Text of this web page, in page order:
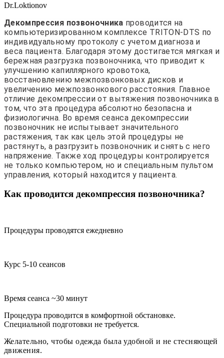
Dr.Loktionov
Декомпрессия позвоночника проводится на
компьютеризированном комплексе TRITON-DTS по
индивидуальному протоколу с учетом диагноза и
веса пациента. Благодаря этому достигается мягкая и
бережная разгрузка позвоночника, что приводит к
улучшению капиллярного кровотока,
восстановлению межпозвонковых дисков и
увеличению межпозвонкового расстояния. Главное
отличие декомпрессии от вытяжения позвоночника в
том, что эта процедура абсолютно безопасна и
физиологична. Во время сеанса декомпрессии
позвоночник не испытывает значительного
растяжения, так как цель этой процедуры не
растянуть, а разгрузить позвоночник и снять с него
напряжение. Также ход процедуры контролируется
не только компьютером, но и специальным пультом
управления, который находится у пациента.
Как проводится декомпрессия позвоночника?
Процедуры проводятся ежедневно
Курс 5-10 сеансов
Время сеанса ~30 минут
Процедура проводится в комфортной обстановке.
Специальной подготовки не требуется.
Желательно, чтобы одежда была удобной и не стесняющей
движения.